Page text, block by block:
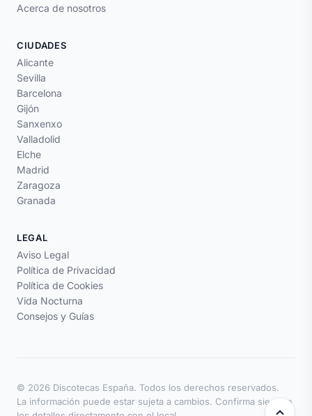
Acerca de nosotros
CIUDADES
Alicante
Sevilla
Barcelona
Gijón
Sanxenxo
Valladolid
Elche
Madrid
Zaragoza
Granada
LEGAL
Aviso Legal
Política de Privacidad
Política de Cookies
Vida Nocturna
Consejos y Guías
© 2026 Discotecas España. Todos los derechos reservados.
La información puede estar sujeta a cambios. Confirma siempre